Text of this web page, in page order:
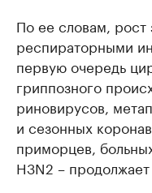
По ее словам,
респираторными
первую очередь
гриппозного
риновирусов,
и сезонных
приморцев,
H3N2 – продолжает